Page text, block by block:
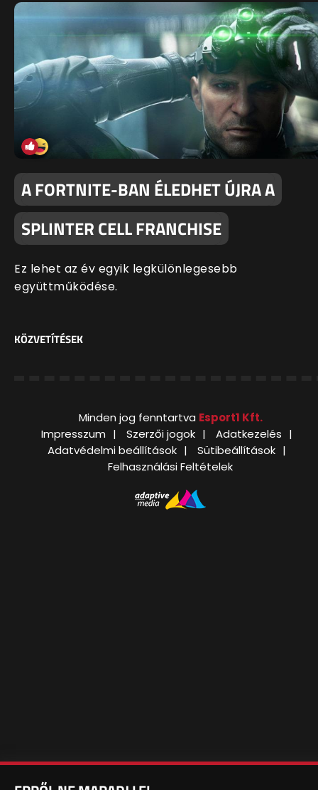
A FORTNITE-BAN ÉLEDHET ÚJRA A
SPLINTER CELL FRANCHISE
Ez lehet az év egyik legkülönlegesebb
együttműködése.
KÖZVETÍTÉSEK
Minden jog fenntartva Esport1 Kft.
Impresszum
Szerzői jogok
Adatkezelés
Adatvédelmi beállítások
Sütibeállítások
Felhasználási Feltételek